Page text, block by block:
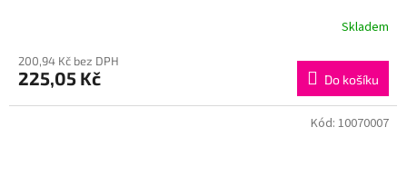
Skladem
200,94 Kč bez DPH
225,05 Kč Do košíku
Kód: 10070007